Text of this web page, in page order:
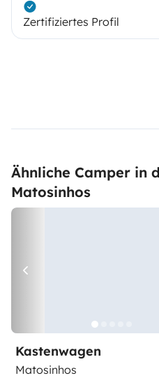
Zertifiziertes Profil
Ähnliche Camper in
Matosinhos
Kastenwagen
Matosinhos